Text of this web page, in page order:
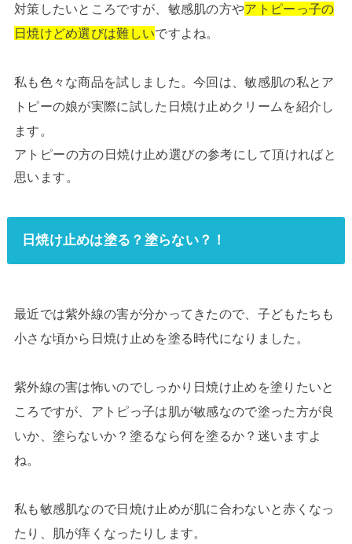
対策したいところですが、敏感肌の方やアトピーっ子の
日焼けどめ選びは難しいですよね。
私も色々な商品を試しました。今回は、敏感肌の私とア
トピーの娘が実際に試した日焼け止めクリームを紹介し
ます。
アトピーの方の日焼け止め選びの参考にして頂ければと
思います。
日焼け止めは塗る？塗らない？！
最近では紫外線の害が分かってきたので、子どもたちも
小さな頃から 日焼け止めを塗る時代になりました。
紫外線の害は怖いのでしっかり日焼け止めを塗りたいと
ころですが、アトピっ子は肌が敏感なので塗った方が良
いか、塗らないか？塗るなら何を塗るか？迷いますよ
ね。
私も敏感肌なので日焼け止めが肌に合わないと赤くなっ
たり、肌が痒くなったりします。